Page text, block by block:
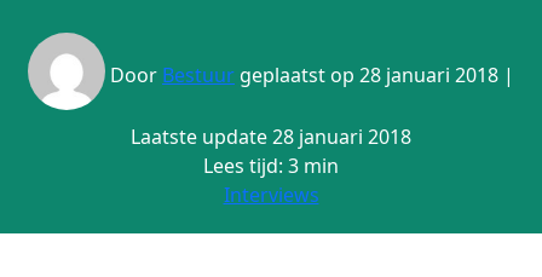
Door Bestuur geplaatst op 28 januari 2018 |
Laatste update 28 januari 2018
Lees tijd: 3 min
Interviews